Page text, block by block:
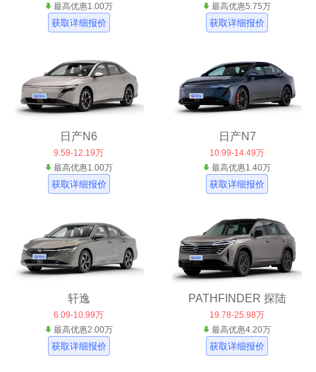
最高优惠1.00万
获取详细报价
最高优惠5.75万
获取详细报价
日产N6
9.59-12.19万
最高优惠1.00万
获取详细报价
日产N7
10.99-14.49万
最高优惠1.40万
获取详细报价
轩逸
6.09-10.99万
最高优惠2.00万
获取详细报价
PATHFINDER 探陆
19.78-25.98万
最高优惠4.20万
获取详细报价